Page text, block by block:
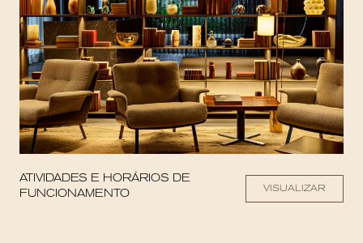
ATIVIDADES E HORÁRIOS DE
FUNCIONAMENTO
VISUALIZAR